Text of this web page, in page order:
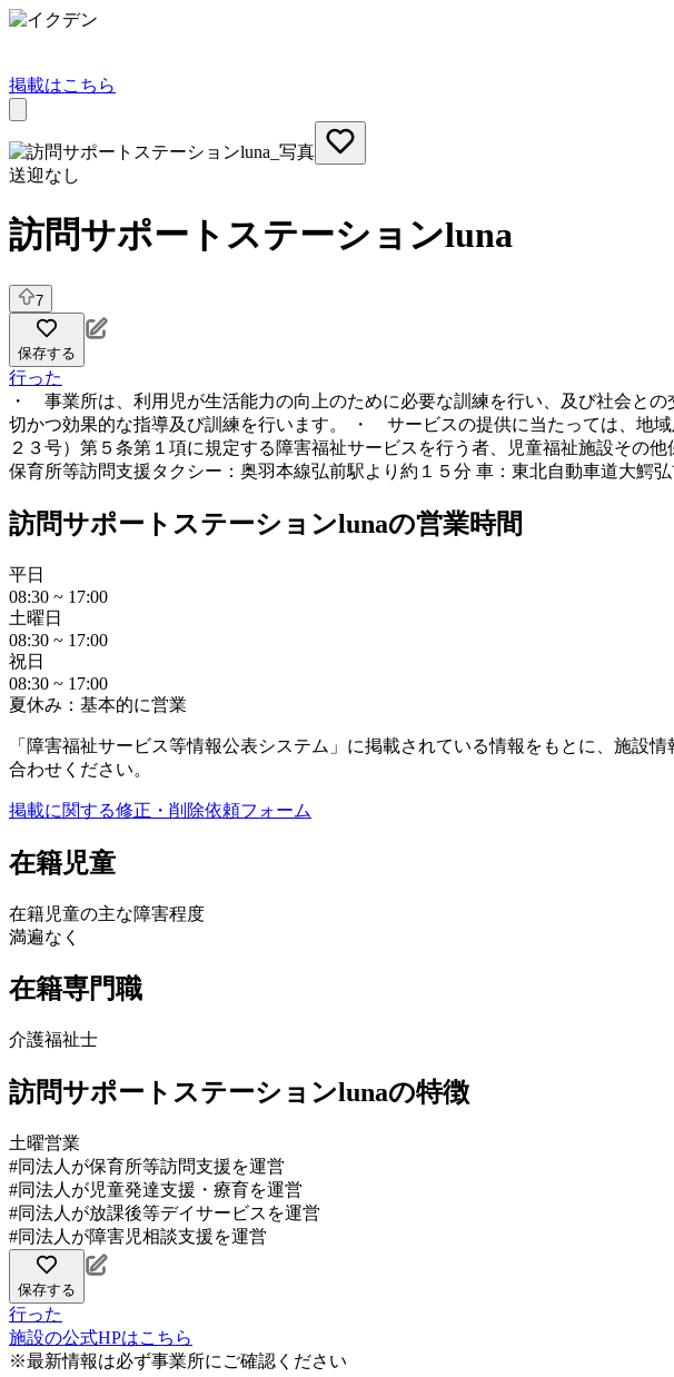
掲載はこちら
送迎なし
訪問サポートステーションluna
7
保存する
行った
・ 事業所は、利用児が生活能力の向上のために必要な訓練を行い、及び社会と
切かつ効果的な指導及び訓練を行います。 ・ サービスの提供に当たっては、地
２３号）第５条第１項に規定する障害福祉サービスを行う者、児童福祉施設その
保育所等訪問支援タクシー：奥羽本線弘前駅より約１５分 車：東北自動車道大
訪問サポートステーションlunaの営業時間
平日
08:30 ~ 17:00
土曜日
08:30 ~ 17:00
祝日
08:30 ~ 17:00
夏休み：基本的に営業
「障害福祉サービス等情報公表システム」に掲載されている情報をもとに、施設
合わせください。
掲載に関する修正・削除依頼フォーム
在籍児童
在籍児童の主な障害程度
満遍なく
在籍専門職
介護福祉士
訪問サポートステーションlunaの特徴
土曜営業
#同法人が保育所等訪問支援を運営
#同法人が児童発達支援・療育を運営
#同法人が放課後等デイサービスを運営
#同法人が障害児相談支援を運営
保存する
行った
施設の公式HPはこちら
※最新情報は必ず事業所にご確認ください